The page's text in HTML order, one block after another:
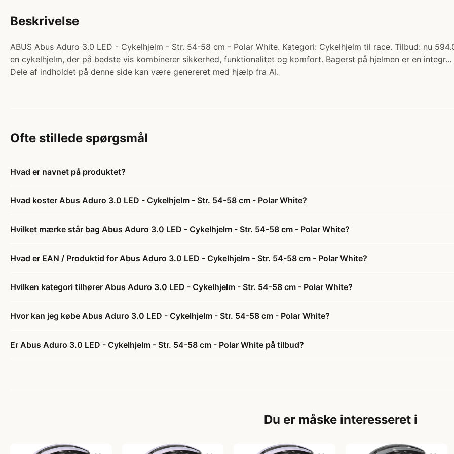
Beskrivelse
ABUS Abus Aduro 3.0 LED - Cykelhjelm - Str. 54-58 cm - Polar White. Kategori: Cykelhjelm til race. Tilbud: nu
en cykelhjelm, der på bedste vis kombinerer sikkerhed, funktionalitet og komfort. Bagerst på hjelmen er en integr...
Dele af indholdet på denne side kan være genereret med hjælp fra AI.
Ofte stillede spørgsmål
Hvad er navnet på produktet?
Hvad koster Abus Aduro 3.0 LED - Cykelhjelm - Str. 54-58 cm - Polar White?
Hvilket mærke står bag Abus Aduro 3.0 LED - Cykelhjelm - Str. 54-58 cm - Polar White?
Hvad er EAN / Produktid for Abus Aduro 3.0 LED - Cykelhjelm - Str. 54-58 cm - Polar White?
Hvilken kategori tilhører Abus Aduro 3.0 LED - Cykelhjelm - Str. 54-58 cm - Polar White?
Hvor kan jeg købe Abus Aduro 3.0 LED - Cykelhjelm - Str. 54-58 cm - Polar White?
Er Abus Aduro 3.0 LED - Cykelhjelm - Str. 54-58 cm - Polar White på tilbud?
Du er måske interesseret i